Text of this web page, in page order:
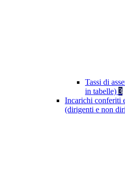
Tassi di
in tabelle) 3
Incarichi conferiti
(dirigenti e non